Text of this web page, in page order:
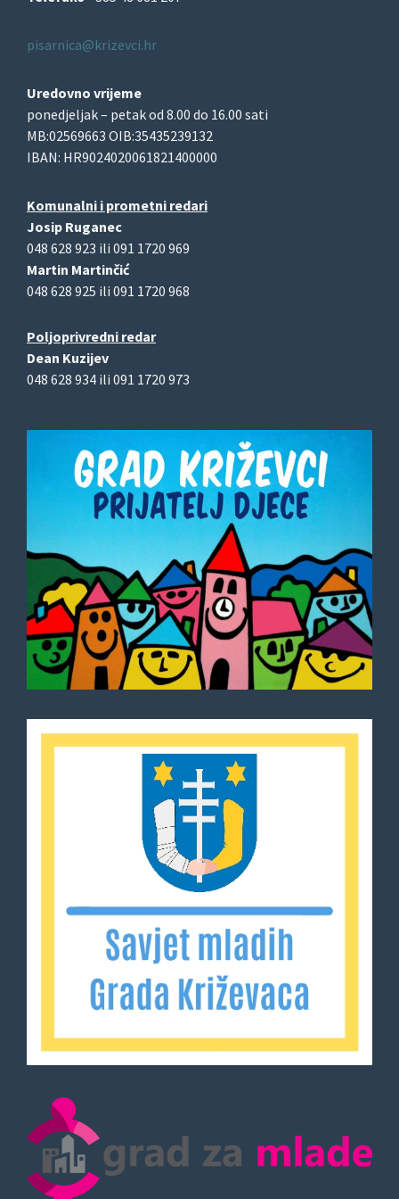
pisarnica@krizevci.hr
Uredovno vrijeme
ponedjeljak – petak od 8.00 do 16.00 sati
MB:02569663 OIB:35435239132
IBAN: HR9024020061821400000
Komunalni i prometni redari
Josip Ruganec
048 628 923 ili 091 1720 969
Martin Martinčić
048 628 925 ili 091 1720 968
Poljoprivredni redar
Dean Kuzijev
048 628 934 ili 091 1720 973